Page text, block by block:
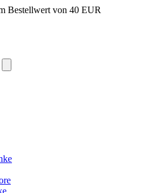
Bestellwert von 40 EUR